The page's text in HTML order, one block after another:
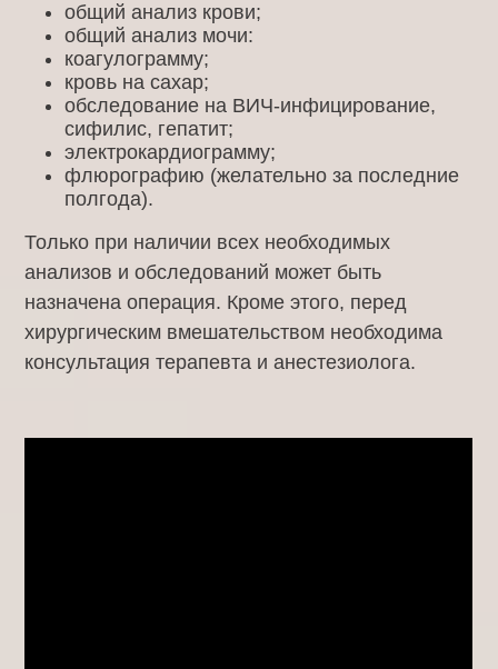
общий анализ крови;
общий анализ мочи:
коагулограмму;
кровь на сахар;
обследование на ВИЧ-инфицирование,
сифилис, гепатит;
электрокардиограмму;
флюрографию (желательно за последние
полгода).
Только при наличии всех необходимых
анализов и обследований может быть
назначена операция. Кроме этого, перед
хирургическим вмешательством необходима
консультация терапевта и анестезиолога.